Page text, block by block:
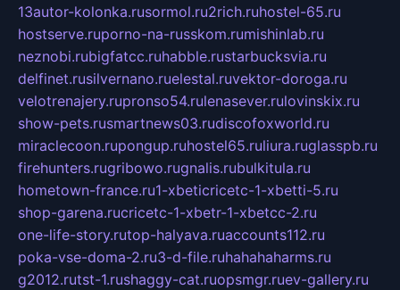
13autor-kolonka.rusormol.ru2rich.ruhostel-65.ru
hostserve.ruporno-na-russkom.rumishinlab.ru
neznobi.rubigfatcc.ruhabble.rustarbucksvia.ru
delfinet.rusilvernano.ruelestal.ruvektor-doroga.ru
velotrenajery.rupronso54.rulenasever.rulovinskix.ru
show-pets.rusmartnews03.rudiscofoxworld.ru
miraclecoon.rupongup.ruhostel65.ruliura.ruglasspb.ru
firehunters.rugribowo.rugnalis.rubulkitula.ru
hometown-france.ru1-xbeticricetc-1-xbetti-5.ru
shop-garena.rucricetc-1-xbetr-1-xbetcc-2.ru
one-life-story.rutop-halyava.ruaccounts112.ru
poka-vse-doma-2.ru3-d-file.ruhahahaharms.ru
g2012.rutst-1.rushaggy-cat.ruopsmgr.ruev-gallery.ru